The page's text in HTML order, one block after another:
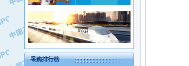
采购排行榜
·中国石化长岭炼化公司
·中国石油长庆油田分公司
·中国石油宁夏石化分公司
·山东墨龙石油机械股份有限公司
·大庆油田物资集团
·斯伦贝谢(天津)采油机械有限公司